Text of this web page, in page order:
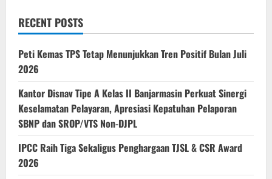
RECENT POSTS
Peti Kemas TPS Tetap Menunjukkan Tren Positif Bulan Juli
2026
Kantor Disnav Tipe A Kelas II Banjarmasin Perkuat Sinergi
Keselamatan Pelayaran, Apresiasi Kepatuhan Pelaporan
SBNP dan SROP/VTS Non-DJPL
IPCC Raih Tiga Sekaligus Penghargaan TJSL & CSR Award
2026